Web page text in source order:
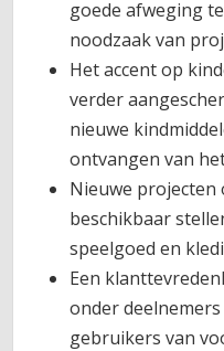
goede afweging
noodzaak van
Het accent op
verder
nieuwe
ontvangen van
Nieuwe projecten
beschikbaar
speelgoed en
Een
onder
gebruikers van